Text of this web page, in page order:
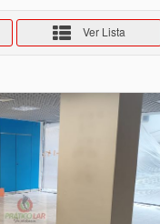
Ver Lista